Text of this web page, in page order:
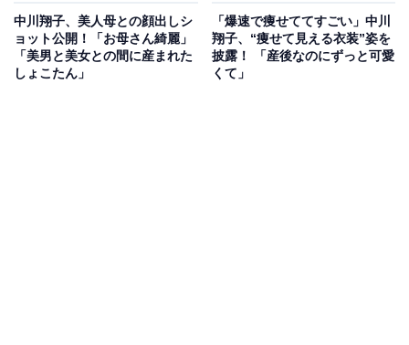
中川翔子、美人母との顔出しシ
ョット公開！「お母さん綺麗」
「美男と美女との間に産まれた
しょこたん」
「爆速で痩せててすごい」中川
翔子、“痩せて見える衣装”姿を
披露！ 「産後なのにずっと可愛
くて」